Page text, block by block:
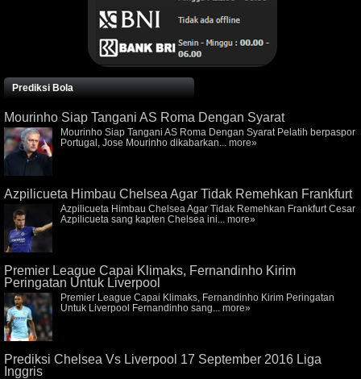
Prediksi Bola
Mourinho Siap Tangani AS Roma Dengan Syarat
Mourinho Siap Tangani AS Roma Dengan Syarat Pelatih berpaspor
Portugal, Jose Mourinho dikabarkan... more»
Azpilicueta Himbau Chelsea Agar Tidak Remehkan Frankfurt
Azpilicueta Himbau Chelsea Agar Tidak Remehkan Frankfurt Cesar
Azpilicueta sang kapten Chelsea ini... more»
Premier League Capai Klimaks, Fernandinho Kirim
Peringatan Untuk Liverpool
Premier League Capai Klimaks, Fernandinho Kirim Peringatan
Untuk Liverpool Fernandinho sang... more»
Prediksi Chelsea Vs Liverpool 17 September 2016 Liga
Inggris